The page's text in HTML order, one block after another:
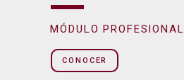
MÓDULO PROFESIONAL
CONOCER